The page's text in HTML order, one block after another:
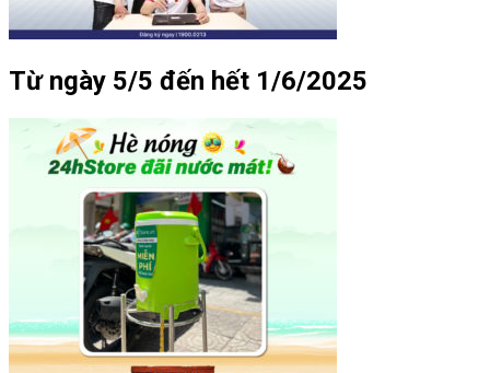
Từ ngày 5/5 đến hết 1/6/2025